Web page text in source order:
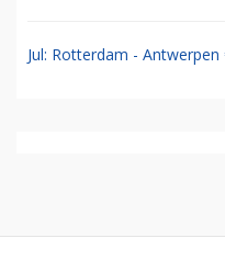
Jul: Rotterdam - Antwerpen